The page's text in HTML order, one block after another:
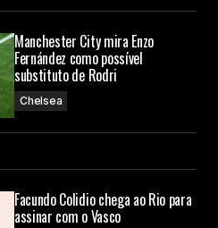
Manchester City mira Enzo
Fernández como possível
substituto de Rodri
Chelsea
Facundo Colidio chega ao Rio para
assinar com o Vasco